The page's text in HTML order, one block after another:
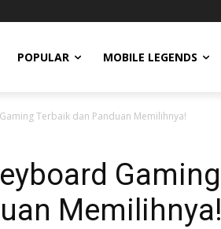
POPULAR MOBILE LEGENDS
Terbaik dan Panduan Memilihnya!
Gaming
Memilihnya!